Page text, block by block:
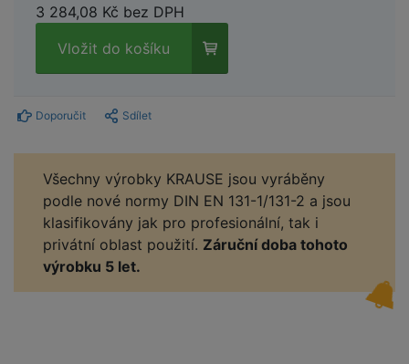
3 284,08 Kč bez DPH
Vložit do košíku
Doporučit Sdílet
Všechny výrobky KRAUSE jsou vyráběny
podle nové normy DIN EN 131-1/131-2 a jsou
klasifikovány jak pro profesionální, tak i
privátní oblast použití. Záruční doba tohoto
výrobku 5 let.